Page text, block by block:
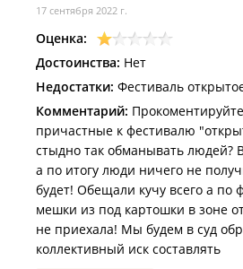
17 сентября 2022 г.
Оценка:
Достоинства: Нет
Недостатки: Фестиваль
Комментарий:
причастные к фестивалю
стыдно так обманывать людей?
а по итогу люди ничего не
будет! Обещали кучу всего а по
мешки из под картошки в зоне
не приехала! Мы будем в суд
коллективный иск составлять